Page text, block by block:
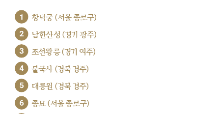
1 창덕궁 (서울 종로구)
2 남한산성 (경기 광주)
3 조선왕릉 (경기 여주)
4 불국사 (경북 경주)
5 대릉원 (경북 경주)
6 종묘 (서울 종로구)